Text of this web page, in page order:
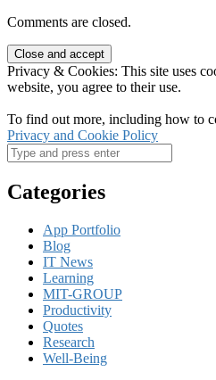
Comments are closed.
Privacy & Cookies: This site uses
website, you agree to their use.
To find out more, including how to
Privacy and Cookie Policy
Categories
App Portfolio
Blog
IT News
Learning
MIT-GROUP
Productivity
Quotes
Research
Well-Being